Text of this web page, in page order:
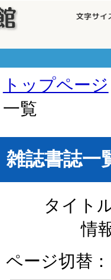
トップページ
一覧
雑誌書誌一
タイト
情
ページ切替：